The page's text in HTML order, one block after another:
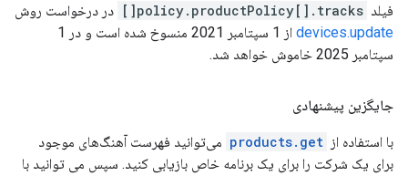
فیلد policy.productPolicy[].tracks[]
در درخواست روش
devices.update
از 1 سپتامبر 2021 منسوخ شده است و در 1
سپتامبر 2025 خاموش خواهد شد.
جایگزین پیشنهادی
با استفاده از products.get می‌توانید فهرست آهنگ‌های موجود
برای یک شرکت را برای یک برنامه خاص بازیابی کنید. سپس می توانید با